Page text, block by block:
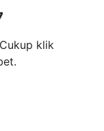
klik